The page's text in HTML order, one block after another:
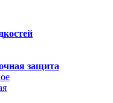
защита